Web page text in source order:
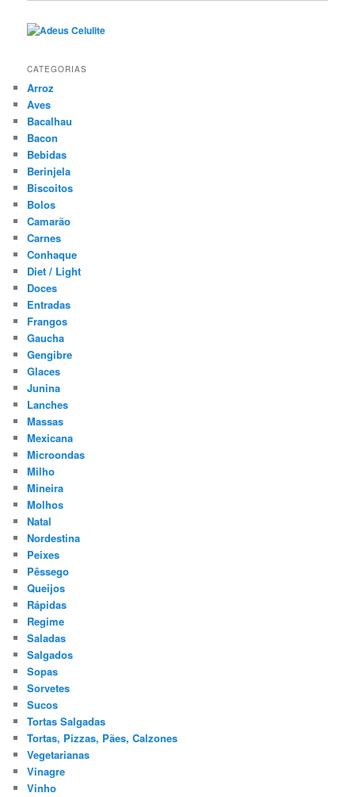
CATEGORIAS
Arroz
Aves
Bacalhau
Bacon
Bebidas
Berinjela
Biscoitos
Bolos
Camarão
Carnes
Conhaque
Diet / Light
Doces
Entradas
Frangos
Gaucha
Gengibre
Glaces
Junina
Lanches
Massas
Mexicana
Microondas
Milho
Mineira
Molhos
Natal
Nordestina
Peixes
Pêssego
Queijos
Rápidas
Regime
Saladas
Salgados
Sopas
Sorvetes
Sucos
Tortas Salgadas
Tortas, Pizzas, Pães, Calzones
Vegetarianas
Vinagre
Vinho